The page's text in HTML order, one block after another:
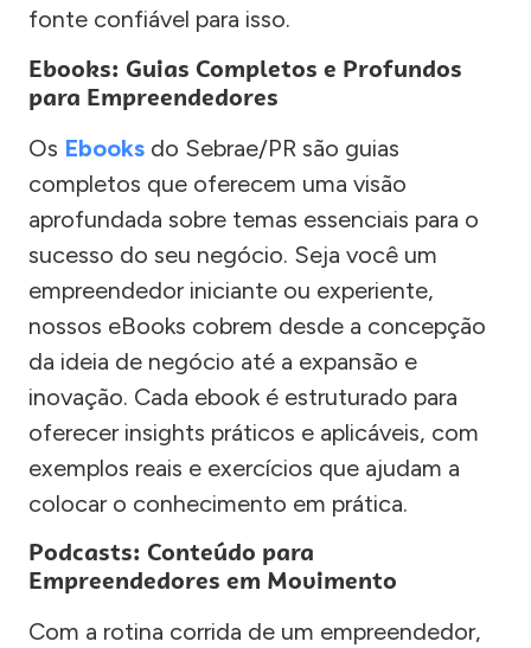
fonte confiável para isso.
Ebooks: Guias Completos e Profundos
para Empreendedores
Os Ebooks do Sebrae/PR são guias
completos que oferecem uma visão
aprofundada sobre temas essenciais para o
sucesso do seu negócio. Seja você um
empreendedor iniciante ou experiente,
nossos eBooks cobrem desde a concepção
da ideia de negócio até a expansão e
inovação. Cada ebook é estruturado para
oferecer insights práticos e aplicáveis, com
exemplos reais e exercícios que ajudam a
colocar o conhecimento em prática.
Podcasts: Conteúdo para
Empreendedores em Movimento
Com a rotina corrida de um empreendedor,